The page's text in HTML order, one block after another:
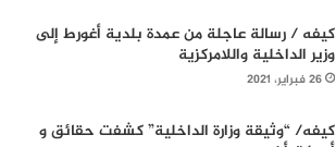
كيفه / رسالة عاجلة من عمدة بلدية أغورط إلى
وزير الداخلية واللامركزية
26 فبراير، 2021
كيفه/ “وثيقة وزارة الداخلية” كشفت حقائق و